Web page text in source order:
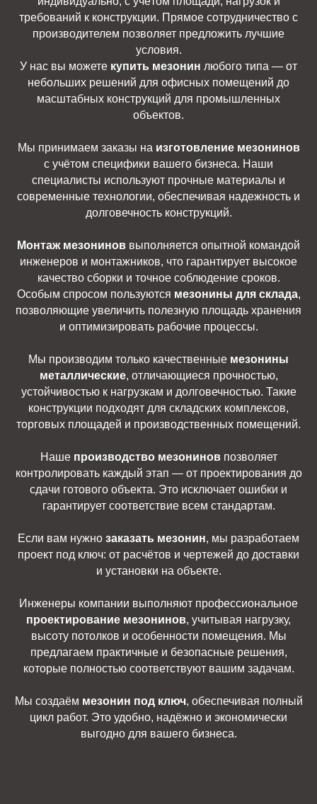
требований к конструкции. Прямое сотрудничество с
производителем позволяет предложить лучшие
условия.
У нас вы можете купить мезонин любого типа — от
небольших решений для офисных помещений до
масштабных конструкций для промышленных
объектов.
Мы принимаем заказы на изготовление мезонинов
с учётом специфики вашего бизнеса. Наши
специалисты используют прочные материалы и
современные технологии, обеспечивая надежность и
долговечность конструкций.
Монтаж мезонинов выполняется опытной командой
инженеров и монтажников, что гарантирует высокое
качество сборки и точное соблюдение сроков.
Особым спросом пользуются мезонины для склада,
позволяющие увеличить полезную площадь хранения
и оптимизировать рабочие процессы.
Мы производим только качественные мезонины
металлические, отличающиеся прочностью,
устойчивостью к нагрузкам и долговечностью. Такие
конструкции подходят для складских комплексов,
торговых площадей и производственных помещений.
Наше производство мезониновпозволяет
контролировать каждый этап — от проектирования до
сдачи готового объекта. Это исключает ошибки и
гарантирует соответствие всем стандартам.
Если вам нужно заказать мезонин, мы разработаем
проект под ключ: от расчётов и чертежей до доставки
и установки на объекте.
Инженеры компании выполняют профессиональное
проектирование мезонинов, учитывая нагрузку,
высоту потолков и особенности помещения. Мы
предлагаем практичные и безопасные решения,
которые полностью соответствуют вашим задачам.
Мы создаём мезонин под ключ, обеспечивая полный
цикл работ. Это удобно, надёжно и экономически
выгодно для вашего бизнеса.